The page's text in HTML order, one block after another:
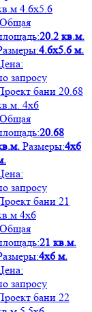
4.6х5.6
Общая
20.2 кв.м.
4.6х5.6 м.
запросу
бани 20.68
4х6
Общая
20.68
Размеры:4х6
запросу
бани 21
4х6
Общая
21 кв.м.
4х6 м.
запросу
бани 22